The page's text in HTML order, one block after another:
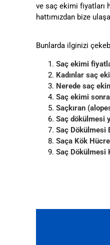
ve saç ekimi fiyatları
hattımızdan bize
Bunlarda ilginizi
Saç ekimi
Kadınlar saç
Nerede saç
Saç ekimi
Saçkıran
Saç dökülmesi
Saç Dökülmesi
Saça Kök
Saç Dökülmesi